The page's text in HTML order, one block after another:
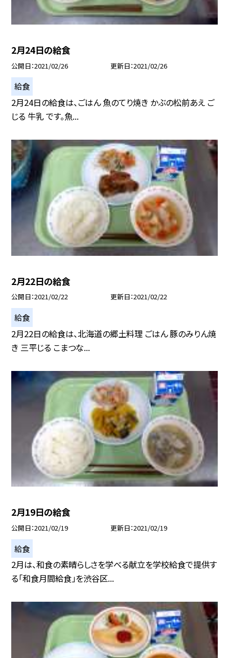
2月24日の給食
公開日 2021/02/26 更新日 2021/02/26
給食
2月24日の給食は、ごはん 魚のてり焼き かぶの松前あえ ご
じる 牛乳 です。魚...
2月22日の給食
公開日 2021/02/22 更新日 2021/02/22
給食
2月22日の給食は、北海道の郷土料理 ごはん 豚のみりん焼
き 三平じる こまつな...
2月19日の給食
公開日 2021/02/19 更新日 2021/02/19
給食
2月は、和食の素晴らしさを学べる献立を学校給食で提供す
る「和食月間給食」を渋谷区...